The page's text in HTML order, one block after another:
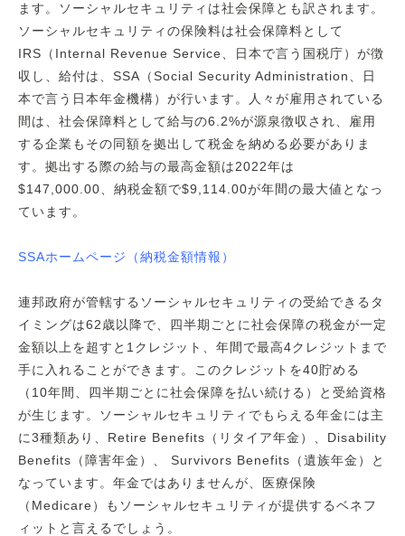
ます。ソーシャルセキュリティは社会保障とも訳されます。
ソーシャルセキュリティの保険料は社会保障料として
IRS（Internal Revenue Service、日本で言う国税庁）が徴
収し、給付は、SSA（Social Security Administration、日
本で言う日本年金機構）が行います。人々が雇用されている
間は、社会保障料として給与の6.2%が源泉徴収され、雇用
する企業もその同額を拠出して税金を納める必要がありま
す。拠出する際の給与の最高金額は2022年は
$147,000.00、納税金額で$9,114.00が年間の最大値となっ
ています。
SSAホームページ（納税金額情報）
連邦政府が管轄するソーシャルセキュリティの受給できるタ
イミングは62歳以降で、四半期ごとに社会保障の税金が一定
金額以上を超すと1クレジット、年間で最高4クレジットまで
手に入れることができます。このクレジットを40貯める
（10年間、四半期ごとに社会保障を払い続ける）と受給資格
が生じます。ソーシャルセキュリティでもらえる年金には主
に3種類あり、Retire Benefits（リタイア年金）、Disability
Benefits（障害年金）、 Survivors Benefits（遺族年金）と
なっています。年金ではありませんが、医療保険
（Medicare）もソーシャルセキュリティが提供するベネフ
ィットと言えるでしょう。